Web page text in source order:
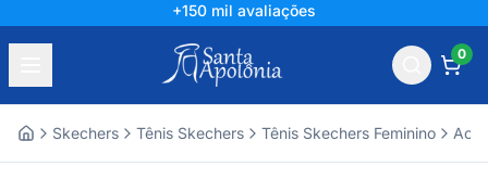
+150 mil avaliações
0
Skechers Tênis Skechers Tênis Skechers Feminino